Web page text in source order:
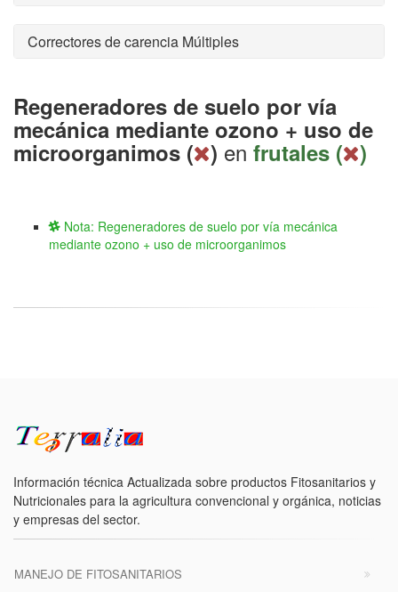
Correctores de carencia Múltiples
Regeneradores de suelo por vía
mecánica mediante ozono + uso de
microorganimos ( ) en frutales ( )
Nota: Regeneradores de suelo por vía mecánica
mediante ozono + uso de microorganimos
Información técnica Actualizada sobre productos Fitosanitarios y
Nutricionales para la agricultura convencional y orgánica, noticias
y empresas del sector.
MANEJO DE FITOSANITARIOS